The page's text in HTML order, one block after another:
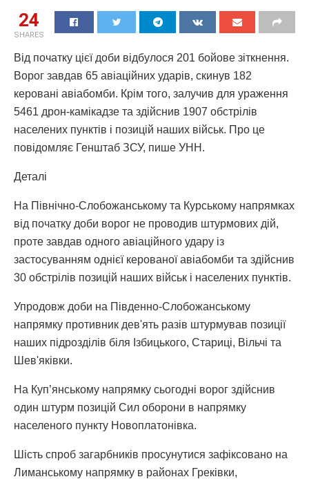
24
SHARES
Від початку цієї доби відбулося 201 бойове зіткнення.
Ворог завдав 65 авіаційних ударів, скинув 182
керовані авіабомби. Крім того, залучив для ураження
5461 дрон-камікадзе та здійснив 1907 обстрілів
населених пунктів і позицій наших військ. Про це
повідомляє Генштаб ЗСУ, пише УНН.
Деталі
На Північно-Слобожанському та Курському напрямках
від початку доби ворог не проводив штурмових дій,
проте завдав одного авіаційного удару із
застосуванням однієї керованої авіабомби та здійснив
30 обстрілів позицій наших військ і населених пунктів.
Упродовж доби на Південно-Слобожанському
напрямку противник дев'ять разів штурмував позиції
наших підрозділів біля Ізбицького, Стариці, Вільчі та
Шев'яківки.
На Куп’янському напрямку сьогодні ворог здійснив
один штурм позицій Сил оборони в напрямку
населеного пункту Новоплатонівка.
Шість спроб загарбників просунутися зафіксовано на
Лиманському напрямку в районах Греківки,